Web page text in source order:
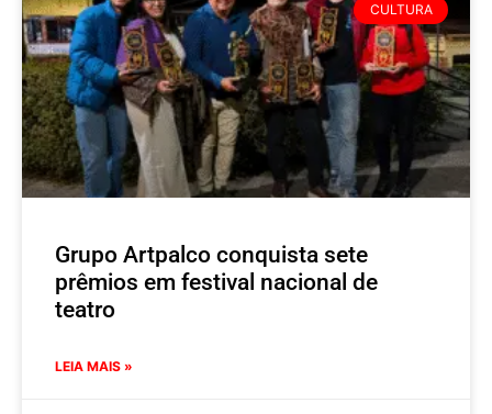
CULTURA
Grupo Artpalco conquista sete
prêmios em festival nacional de
teatro
LEIA MAIS »